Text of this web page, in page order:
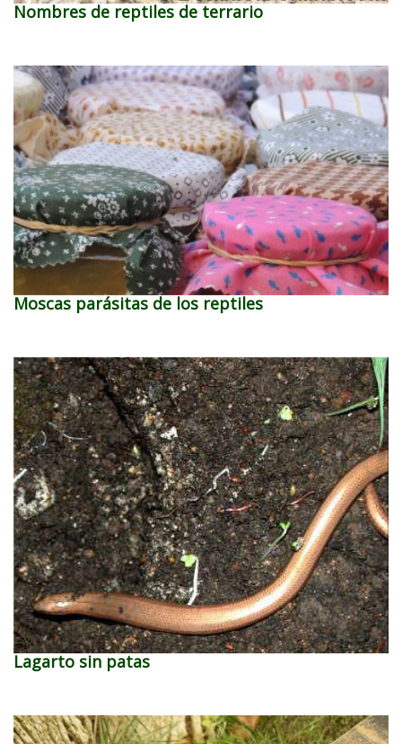
Nombres de reptiles de terrario
Moscas parásitas de los reptiles
Lagarto sin patas